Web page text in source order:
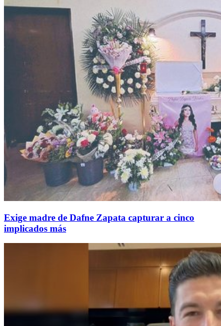
Exige madre de Dafne Zapata capturar a cinco
implicados más